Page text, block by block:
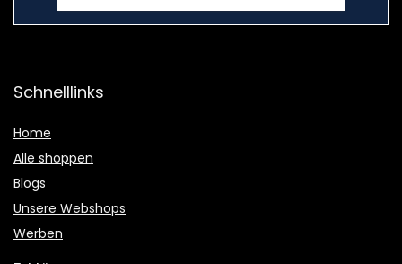
Schnelllinks
Home
Alle shoppen
Blogs
Unsere Webshops
Werben